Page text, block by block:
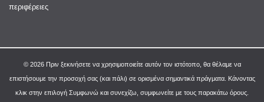
περιφέρειες
© 2026 Πριν ξεκινήσετε να χρησιμοποιείτε αυτόν τον ιστότοπο, θα θέλαμε να
επιστήσουμε την προσοχή σας (και πάλι) σε ορισμένα σημαντικά πράγματα. Κάνοντας
κλικ στην επιλογή Συμφωνώ και συνεχίζω, συμφωνείτε με τους παρακάτω όρους.